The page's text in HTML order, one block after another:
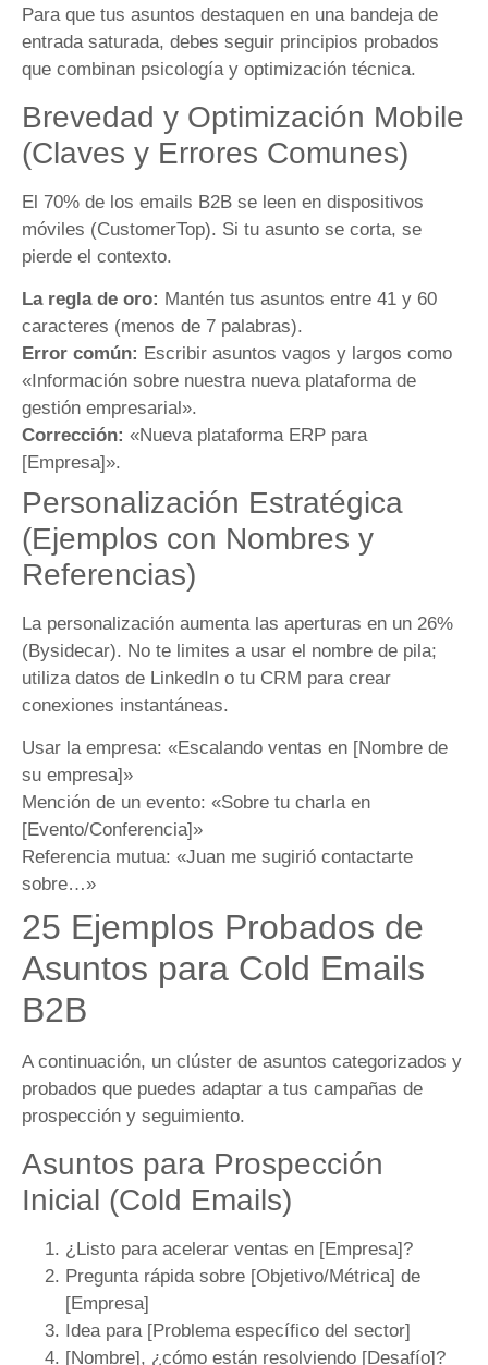
Para que tus asuntos destaquen en una bandeja de
entrada saturada, debes seguir principios probados
que combinan psicología y optimización técnica.
Brevedad y Optimización Mobile
(Claves y Errores Comunes)
El 70% de los emails B2B se leen en dispositivos
móviles (CustomerTop). Si tu asunto se corta, se
pierde el contexto.
La regla de oro: Mantén tus asuntos entre 41 y 60
caracteres (menos de 7 palabras).
Error común: Escribir asuntos vagos y largos como
«Información sobre nuestra nueva plataforma de
gestión empresarial».
Corrección: «Nueva plataforma ERP para
[Empresa]».
Personalización Estratégica
(Ejemplos con Nombres y
Referencias)
La personalización aumenta las aperturas en un 26%
(Bysidecar). No te limites a usar el nombre de pila;
utiliza datos de LinkedIn o tu CRM para crear
conexiones instantáneas.
Usar la empresa: «Escalando ventas en [Nombre de
su empresa]»
Mención de un evento: «Sobre tu charla en
[Evento/Conferencia]»
Referencia mutua: «Juan me sugirió contactarte
sobre…»
25 Ejemplos Probados de
Asuntos para Cold Emails
B2B
A continuación, un clúster de asuntos categorizados y
probados que puedes adaptar a tus campañas de
prospección y seguimiento.
Asuntos para Prospección
Inicial (Cold Emails)
¿Listo para acelerar ventas en [Empresa]?
Pregunta rápida sobre [Objetivo/Métrica] de
[Empresa]
Idea para [Problema específico del sector]
[Nombre], ¿cómo están resolviendo [Desafío]?